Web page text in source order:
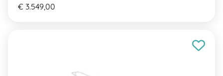
€ 3.549,00